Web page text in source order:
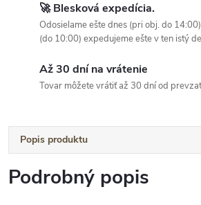
🚀 Blesková expedícia.
Odosielame ešte dnes (pri obj. do
(do 10:00) expedujeme ešte v ten istý
Až 30 dní na vrátenie
Tovar môžete vrátiť až 30 dní od
Popis produktu
Podrobný popis